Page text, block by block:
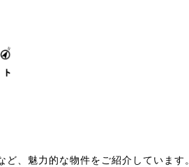
、魅力的な物件をご紹介しています。